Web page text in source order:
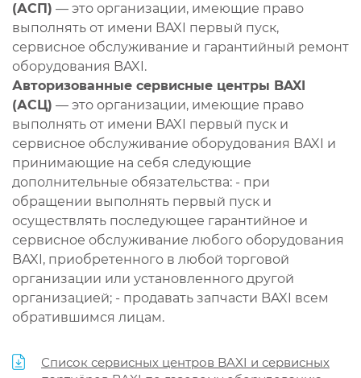
(АСП) — это организации, имеющие право
выполнять от имени BAXI первый пуск,
сервисное обслуживание и гарантийный ремонт
оборудования BAXI.
Авторизованные сервисные центры BAXI
(АСЦ) — это организации, имеющие право
выполнять от имени BAXI первый пуск и
сервисное обслуживание оборудования BAXI и
принимающие на себя следующие
дополнительные обязательства: - при
обращении выполнять первый пуск и
осуществлять последующее гарантийное и
сервисное обслуживание любого оборудования
BAXI, приобретенного в любой торговой
организации или установленного другой
организацией; - продавать запчасти BAXI всем
обратившимся лицам.
Список сервисных центров BAXI и сервисных